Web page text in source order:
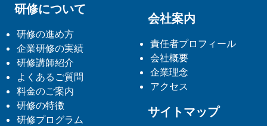
研修について
研修の進め方
企業研修の実績
研修講師紹介
よくあるご質問
料金のご案内
研修の特徴
研修プログラム
会社案内
責任者プロフィール
会社概要
企業理念
アクセス
サイトマップ